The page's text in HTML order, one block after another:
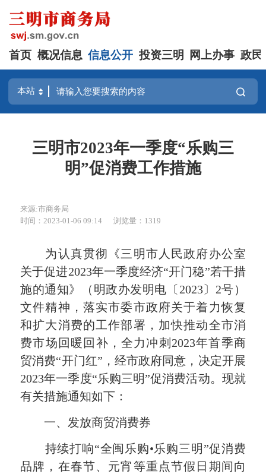
首页 概况信息 信息公开 投资三明 网上办事 政民
三明市2023年一季度“乐购三
明”促消费工作措施
来源:市商务局
时间：2023-01-06 09:14
浏览量：1319
为认真贯彻《三明市人民政府办公室
关于促进2023年一季度经济“开门稳”若干措
施的通知》（明政办发明电〔2023〕2号）
文件精神，落实市委市政府关于着力恢复
和扩大消费的工作部署，加快推动全市消
费市场回暖回补，全力冲刺2023年首季商
贸消费“开门红”，经市政府同意，决定开展
2023年一季度“乐购三明”促消费活动。现就
有关措施通知如下：
一、发放商贸消费券
持续打响“全闽乐购•乐购三明”促消费
品牌，在春节、元宵等重点节假日期间向